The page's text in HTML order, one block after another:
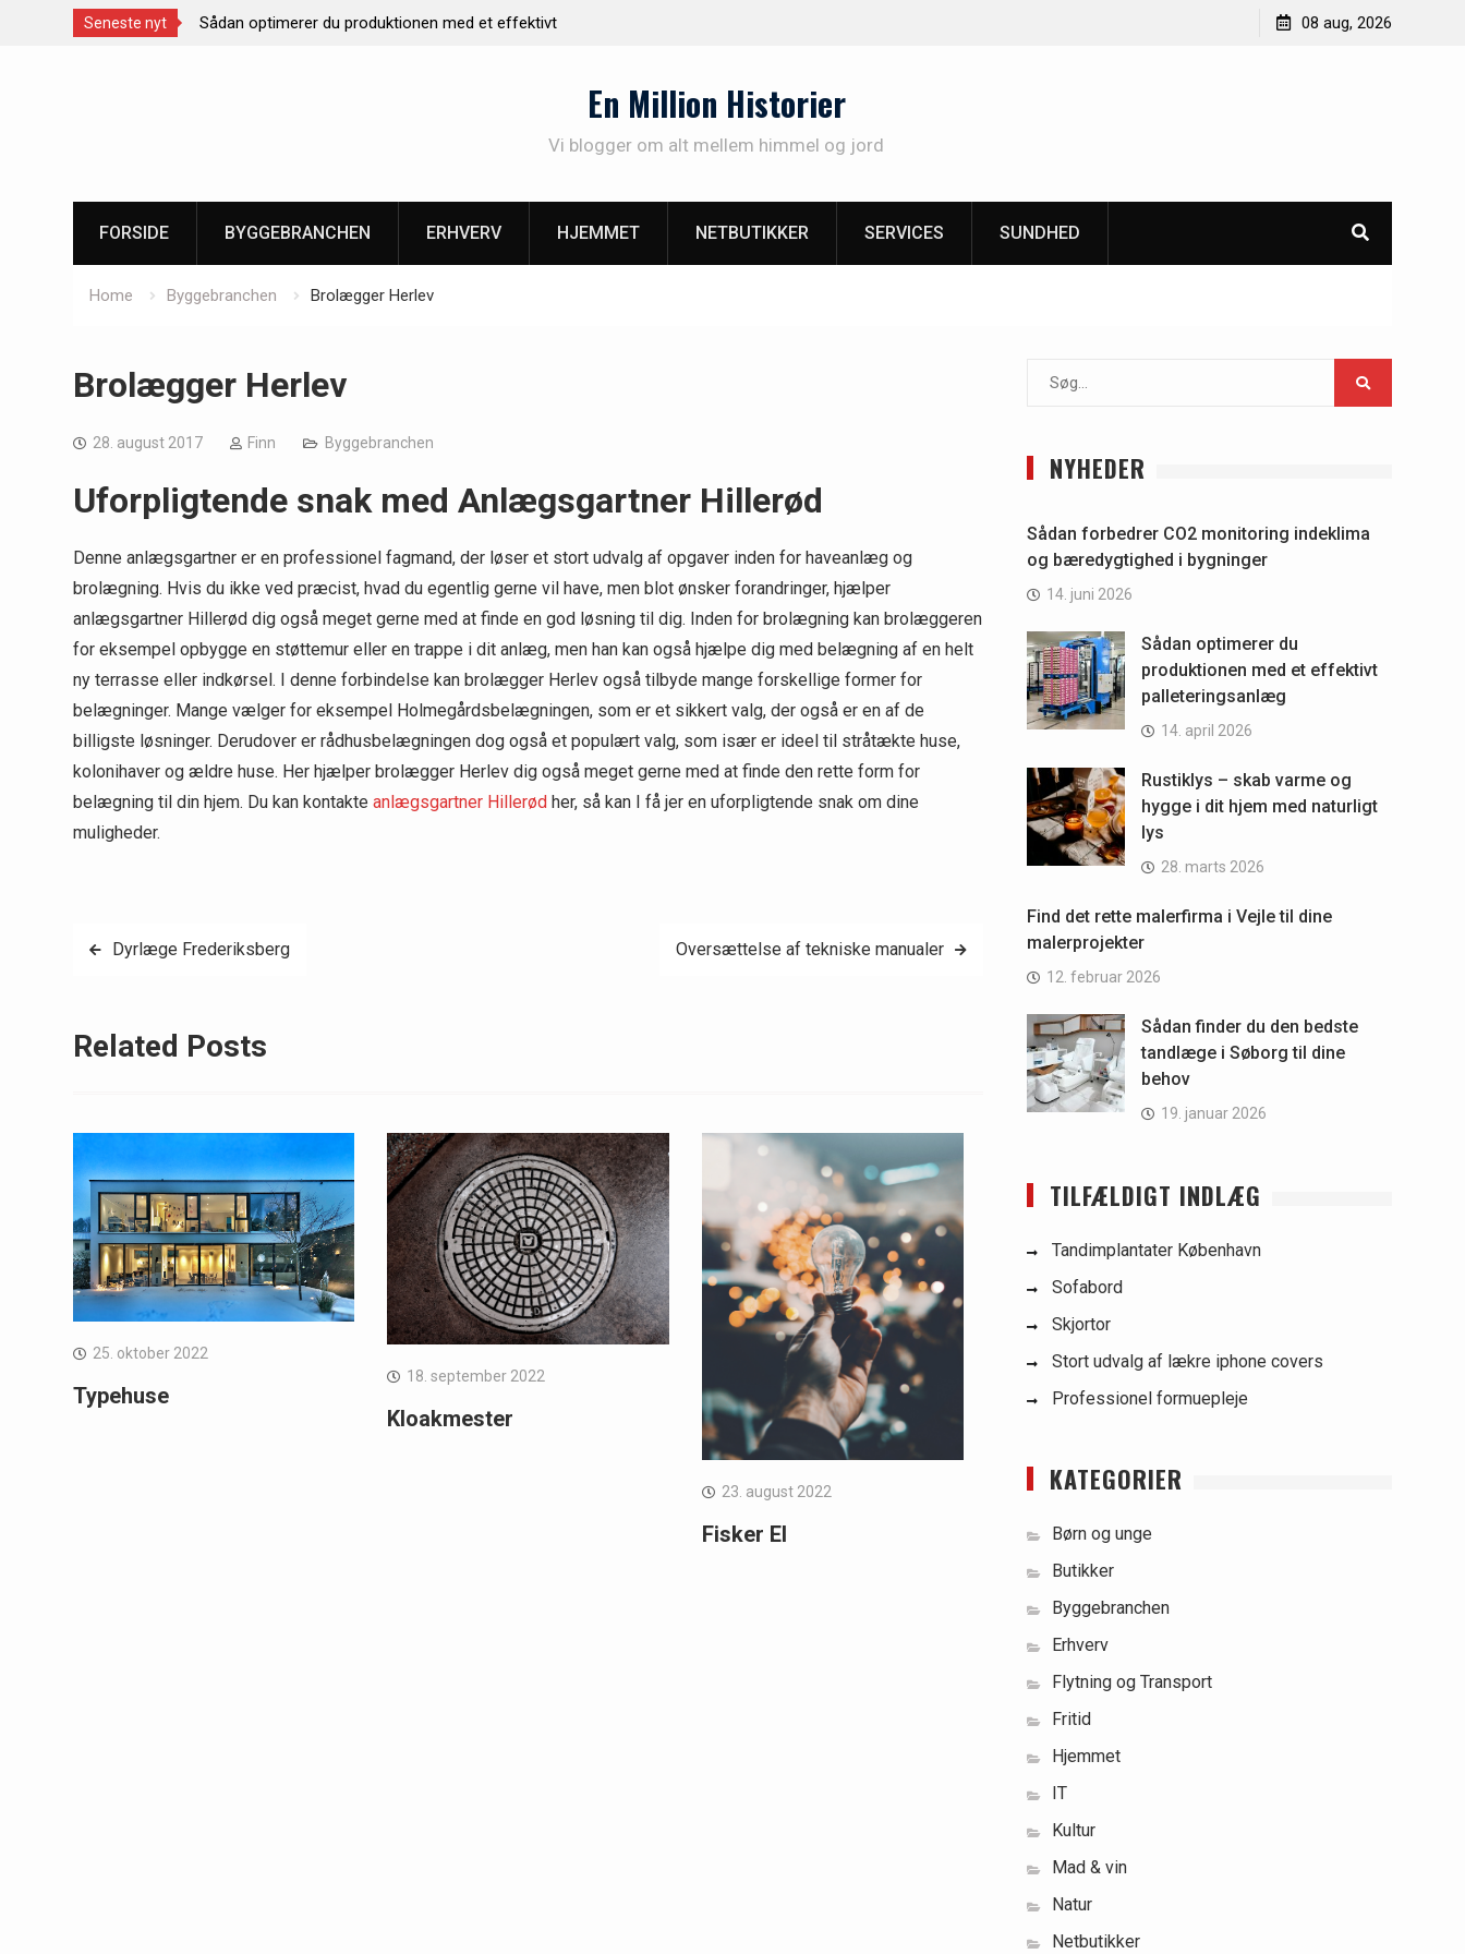
Seneste nyt
optimerer du produktionen med et effektivt
Rustiklys – skab varme og hygge i dit hjem med
Sådan forbedrer CO2 monitoring
08 aug, 2026
En Million Historier
Vi blogger om alt mellem himmel og jord
FORSIDE BYGGEBRANCHEN ERHVERV HJEMMET NETBUTIKKER SERVICES SUNDHED
Home Byggebranchen Brolægger Herlev
Brolægger Herlev
28. august 2017 Finn Byggebranchen
Uforpligtende snak med Anlægsgartner Hillerød
Denne anlægsgartner er en professionel fagmand, der løser et stort udvalg af opgaver inden for haveanlæg og
brolægning. Hvis du ikke ved præcist, hvad du egentlig gerne vil have, men blot ønsker forandringer, hjælper
anlægsgartner Hillerød dig også meget gerne med at finde en god løsning til dig. Inden for brolægning kan brolæggeren
for eksempel opbygge en støttemur eller en trappe i dit anlæg, men han kan også hjælpe dig med belægning af en helt
ny terrasse eller indkørsel. I denne forbindelse kan brolægger Herlev også tilbyde mange forskellige former for
belægninger. Mange vælger for eksempel Holmegårdsbelægningen, som er et sikkert valg, der også er en af de
billigste løsninger. Derudover er rådhusbelægningen dog også et populært valg, som især er ideel til stråtækte huse,
kolonihaver og ældre huse. Her hjælper brolægger Herlev dig også meget gerne med at finde den rette form for
belægning til din hjem. Du kan kontakte anlægsgartner Hillerød her, så kan I få jer en uforpligtende snak om dine
muligheder.
Indlægsnavigation
Dyrlæge Frederiksberg Oversættelse af tekniske manualer
Related Posts
25. oktober 2022
Typehuse
18. september 2022
Kloakmester
23. august 2022
Fisker El
Search
NYHEDER
Sådan forbedrer CO2 monitoring indeklima
og bæredygtighed i bygninger
14. juni 2026
Sådan optimerer du
produktionen med et effektivt
palleteringsanlæg
14. april 2026
Rustiklys – skab varme og
hygge i dit hjem med naturligt
lys
28. marts 2026
Find det rette malerfirma i Vejle til dine
malerprojekter
12. februar 2026
Sådan finder du den bedste
tandlæge i Søborg til dine
behov
19. januar 2026
TILFÆLDIGT INDLÆG
Tandimplantater København
Sofabord
Skjortor
Stort udvalg af lækre iphone covers
Professionel formuepleje
KATEGORIER
Børn og unge
Butikker
Byggebranchen
Erhverv
Flytning og Transport
Fritid
Hjemmet
IT
Kultur
Mad & vin
Natur
Netbutikker